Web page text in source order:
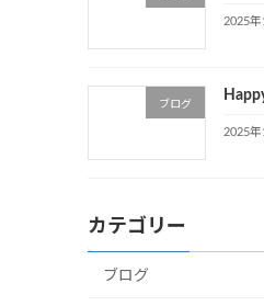
2025年
ブログ
2025年
カテゴリー
ブログ